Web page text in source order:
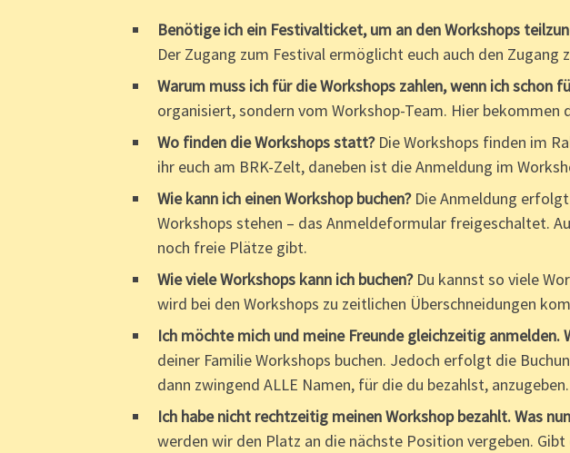
Benötige ich ein Festivalticket, um an den Workshops
Der Zugang zum Festival ermöglicht euch auch den Zugang
Warum muss ich für die Workshops zahlen, wenn ich schon
organisiert, sondern vom Workshop-Team. Hier
Wo finden die Workshops statt?Die Workshops finden im
ihr euch am BRK-Zelt, daneben ist die Anmeldung im
Wie kann ich einen Workshop buchen?Die Anmeldung
Workshops stehen – das Anmeldeformular freigeschaltet.
noch freie Plätze gibt.
Wie viele Workshops kann ich buchen?Du kannst so viele
wird bei den Workshops zu zeitlichen Überschneidungen
Ich möchte mich und meine Freunde gleichzeitig anmelden.
deiner Familie Workshops buchen. Jedoch erfolgt die
dann zwingend ALLE Namen, für die du bezahlst,
Ich habe nicht rechtzeitig meinen Workshop bezahlt. Was
werden wir den Platz an die nächste Position vergeben.